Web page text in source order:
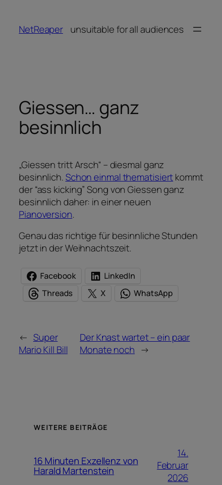
springen
NetReaper unsuitable for all audiences
Giessen… ganz
besinnlich
„Giessen tritt Arsch“ – diesmal ganz
besinnlich. Schon einmal thematisiertkommt
der “ass kicking” Song von Giessen ganz
besinnlich daher: in einer neuen
Pianoversion.
Genau das richtige für besinnliche Stunden
jetzt in der Weihnachtszeit.
Facebook
LinkedIn
Threads
X WhatsApp
← Super
Mario Kill Bill
Der Knast wartet – ein paar
Monate noch →
WEITERE BEITRÄGE
16 Minuten Exzellenz von
Harald Martenstein
14.
Februar
2026